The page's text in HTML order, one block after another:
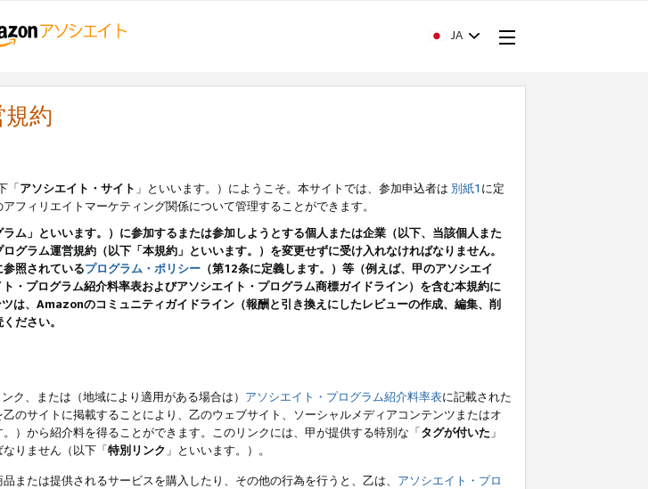
JA
約
「アソシエイト・サイト 」といいます。）にようこそ。本サイトでは、参加申込者は 別紙1 に定
フィリエイトマーケティング関係について管理することができます。
ム」といいます。）に参加するまたは参加しようとする個人または企業（以下、当該個人また
ラム運営規約（以下「本規約」といいます。）を変更せずに受け入れなければなりません。
照されているプログラム・ポリシー （第12条に定義します。）等（例えば、甲のアソシエイ
・プログラム紹介料率表およびアソシエイト・プログラム商標ガイドライン）を含む本規約に
、Amazonのコミュニティガイドライン（報酬と引き換えにしたレビューの作成、編集、削
ださい。
ク、または（地域により適用がある場合は） アソシエイト・プログラム紹介料率表に記載された
乙のサイトに掲載することにより、乙のウェブサイト、ソーシャルメディアコンテンツまたはオ
。）から紹介料を得ることができます。このリンクには、甲が提供する特別な「タグが付いた 」
りません（以下「特別リンク 」といいます。）。
または提供されるサービスを購入したり、その他の行為を行うと、乙は、 アソシエイト・プロ